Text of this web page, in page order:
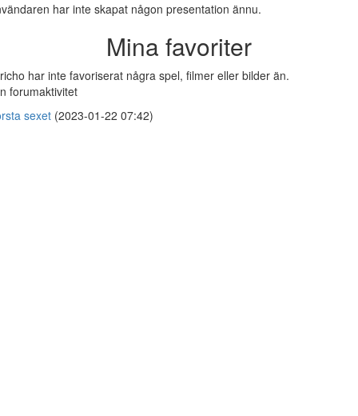
har inte skapat någon presentation ännu.
Mina favoriter
har inte favoriserat några spel, filmer eller bilder än.
forumaktivitet
sexet (2023-01-22 07:42)